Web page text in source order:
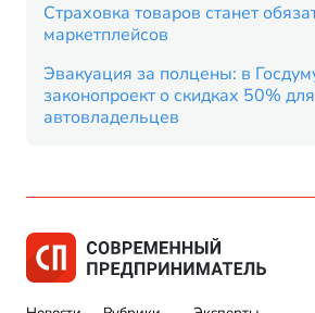
Страховка товаров станет
маркетплейсов
Эвакуация за полцены: в
законопроект о скидках 50% для
автовладельцев